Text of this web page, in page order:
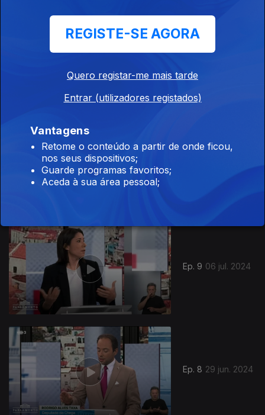
Ep. 9 06 jul. 2024
Ep. 8 29 jun. 2024
REGISTE-SE AGORA
Quero registar-me mais tarde
Entrar (utilizadores registados)
Vantagens
Retome o conteúdo a partir de onde ficou,
nos seus dispositivos;
Guarde programas favoritos;
Aceda à sua área pessoal;